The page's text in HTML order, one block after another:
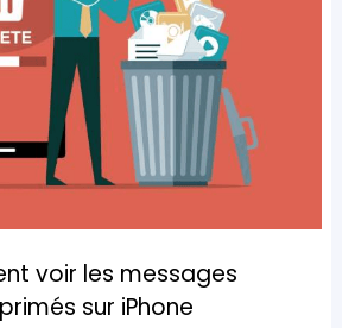
voir les messages
sur iPhone